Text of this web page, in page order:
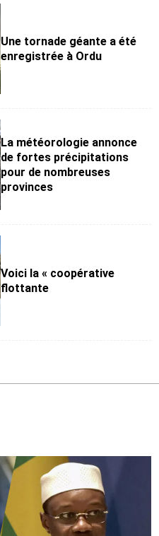
Une tornade géante a été
enregistrée à Ordu
La météorologie annonce
de fortes précipitations
pour de nombreuses
provinces
Voici la « coopérative
flottante